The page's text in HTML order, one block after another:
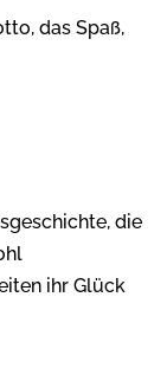
das Spaß,
die
ihr Glück